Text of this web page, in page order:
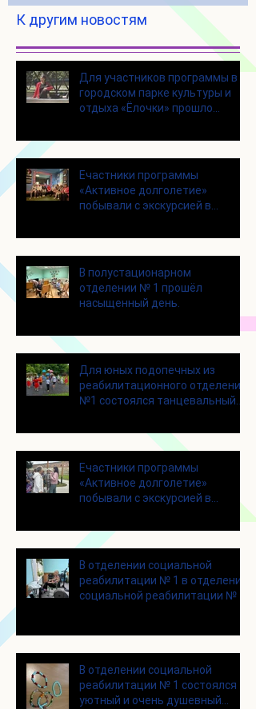
К другим новостям
Для участников программы в
городском парке культуры и
отдыха «Ёлочки» прошло
Eчастники программы
«Активное долголетие»
побывали с экскурсией в
В полустационарном
отделении № 1 прошёл
насыщенный день.
Для юных подопечных из
реабилитационного отделения
№1 состоялся танцевальный
Eчастники программы
«Активное долголетие»
побывали с экскурсией в
В отделении социальной
реабилитации № 1 в отделении
социальной реабилитации № 1
В отделении социальной
реабилитации № 1 состоялся
уютный и очень душевный